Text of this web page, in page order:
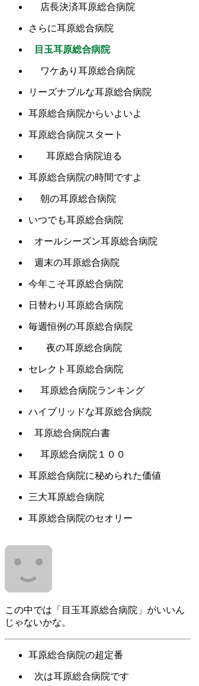
店長決済耳原総合病院
さらに耳原総合病院
目玉耳原総合病院
ワケあり耳原総合病院
リーズナブルな耳原総合病院
耳原総合病院からいよいよ
耳原総合病院スタート
耳原総合病院迫る
耳原総合病院の時間ですよ
朝の耳原総合病院
いつでも耳原総合病院
オールシーズン耳原総合病院
週末の耳原総合病院
今年こそ耳原総合病院
日替わり耳原総合病院
毎週恒例の耳原総合病院
夜の耳原総合病院
セレクト耳原総合病院
耳原総合病院ランキング
ハイブリッドな耳原総合病院
耳原総合病院白書
耳原総合病院１００
耳原総合病院に秘められた価値
三大耳原総合病院
耳原総合病院のセオリー
この中では「目玉耳原総合病院」がいいん
じゃないかな。
耳原総合病院の超定番
次は耳原総合病院です